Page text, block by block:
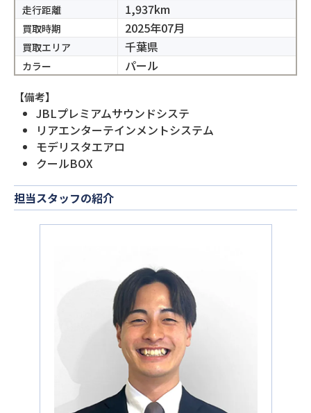
走行距離 1,937km
買取時期 2025年07月
買取エリア 千葉県
カラー パール
【備考】
JBLプレミアムサウンドシステ
リアエンターテインメントシステム
モデリスタエアロ
クールBOX
担当スタッフの紹介